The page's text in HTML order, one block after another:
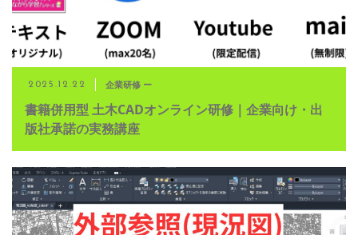
2025.12.22 企業研修 ー
書籍併用型 土木CADオンライン研修｜企業向け・出
版社承諾の実務講座